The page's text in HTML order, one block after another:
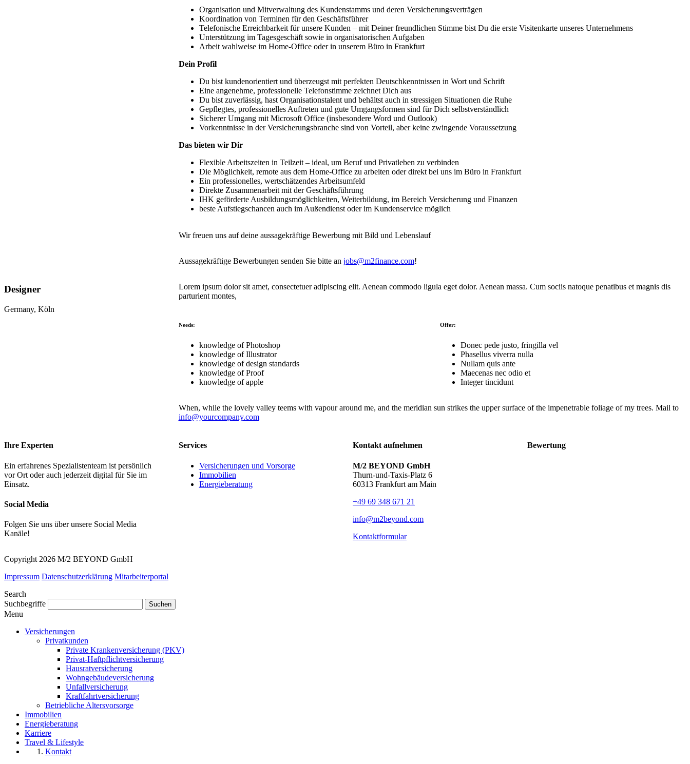
Organisation und Mitverwaltung des Kundenstamms und deren Versicherungsverträgen
Koordination von Terminen für den Geschäftsführer
Telefonische Erreichbarkeit für unsere Kunden – mit Deiner freundlichen Stimme bist Du die erste Visitenkarte unseres Unternehmens
Unterstützung im Tagesgeschäft sowie in organisatorischen Aufgaben
Arbeit wahlweise im Home-Office oder in unserem Büro in Frankfurt
Dein Profil
Du bist kundenorientiert und überzeugst mit perfekten Deutschkenntnissen in Wort und Schrift
Eine angenehme, professionelle Telefonstimme zeichnet Dich aus
Du bist zuverlässig, hast Organisationstalent und behältst auch in stressigen Situationen die Ruhe
Gepflegtes, professionelles Auftreten und gute Umgangsformen sind für Dich selbstverständlich
Sicherer Umgang mit Microsoft Office (insbesondere Word und Outlook)
Vorkenntnisse in der Versicherungsbranche sind von Vorteil, aber keine zwingende Voraussetzung
Das bieten wir Dir
Flexible Arbeitszeiten in Teilzeit – ideal, um Beruf und Privatleben zu verbinden
Die Möglichkeit, remote aus dem Home-Office zu arbeiten oder direkt bei uns im Büro in Frankfurt
Ein professionelles, wertschätzendes Arbeitsumfeld
Direkte Zusammenarbeit mit der Geschäftsführung
IHK geförderte Ausbildungsmöglichkeiten, Weiterbildung, im Bereich Versicherung und Finanzen
beste Aufstiegschancen auch im Außendienst oder im Kundenservice möglich
Wir freuen uns auf deine aussagekräftige Bewerbung mit Bild und Lebenslauf
Aussagekräftige Bewerbungen senden Sie bitte an jobs@m2finance.com!
Designer
Germany, Köln
Lorem ipsum dolor sit amet, consectetuer adipiscing elit. Aenean commodo ligula eget dolor. Aenean massa. Cum sociis natoque penatibus et magnis dis
parturient montes,
Needs:
knowledge of Photoshop
knowledge of Illustrator
knowledge of design standards
knowledge of Proof
knowledge of apple
Offer:
Donec pede justo, fringilla vel
Phasellus viverra nulla
Nullam quis ante
Maecenas nec odio et
Integer tincidunt
When, while the lovely valley teems with vapour around me, and the meridian sun strikes the upper surface of the impenetrable foliage of my trees. Mail to
info@yourcompany.com
Ihre Experten
Ein erfahrenes Spezialistenteam ist persönlich
vor Ort oder auch jederzeit digital für Sie im
Einsatz.
Social Media
Folgen Sie uns über unsere Social Media
Kanäle!
Services
Versicherungen und Vorsorge
Immobilien
Energieberatung
Kontakt aufnehmen
M/2 BEYOND GmbH
Thurn-und-Taxis-Platz 6
60313 Frankfurt am Main
+49 69 348 671 21
info@m2beyond.com
Kontaktformular
Bewertung
Copyright 2026 M/2 BEYOND GmbH
Impressum Datenschutzerklärung Mitarbeiterportal
Search
Suchbegriffe
Menu
Versicherungen
Privatkunden
Private Krankenversicherung (PKV)
Privat-Haftpflichtversicherung
Hausratversicherung
Wohngebäudeversicherung
Unfallversicherung
Kraftfahrtversicherung
Betriebliche Altersvorsorge
Immobilien
Energieberatung
Karriere
Travel & Lifestyle
Kontakt